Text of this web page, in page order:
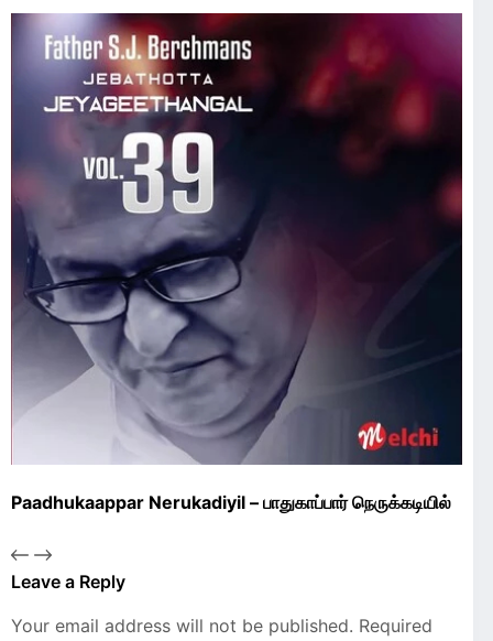
Paadhukaappar Nerukadiyil – பாதுகாப்பார் நெருக்கடியில்
Leave a Reply
Your email address will not be published. Required